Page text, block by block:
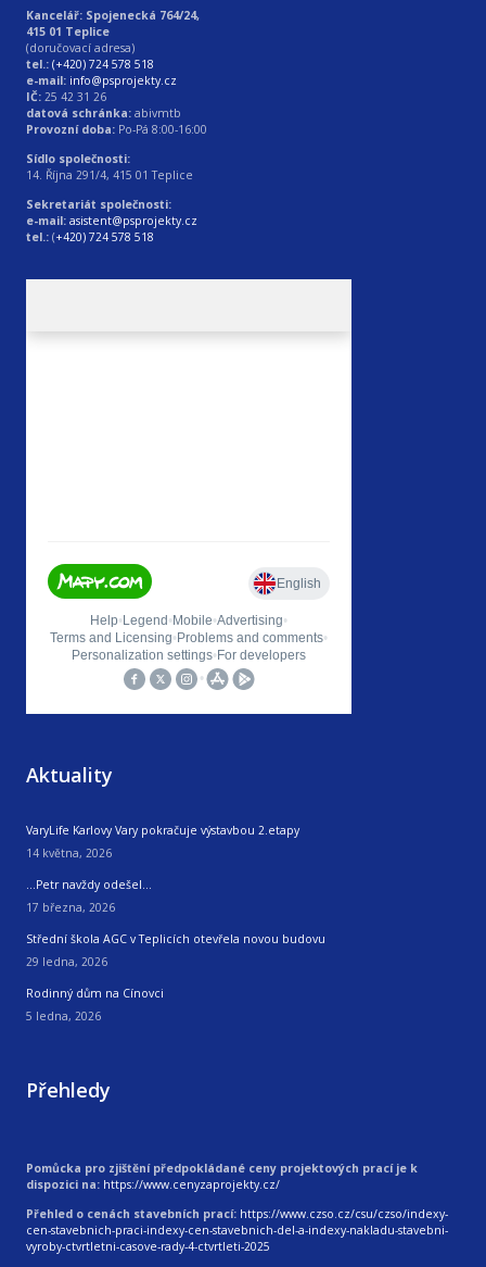
Kancelář: Spojenecká 764/24,
415 01 Teplice
(doručovací adresa)
tel.: (+420) 724 578 518
e-mail: info@psprojekty.cz
IČ: 25 42 31 26
datová schránka: abivmtb
Provozní doba: Po-Pá 8:00-16:00
Sídlo společnosti:
14. Října 291/4, 415 01 Teplice
Sekretariát společnosti:
e-mail: asistent@psprojekty.cz
tel.: (+420) 724 578 518
Aktuality
VaryLife Karlovy Vary pokračuje výstavbou 2.etapy
14 května, 2026
…Petr navždy odešel…
17 března, 2026
Střední škola AGC v Teplicích otevřela novou budovu
29 ledna, 2026
Rodinný dům na Cínovci
5 ledna, 2026
Přehledy
Pomůcka pro zjištění předpokládané ceny projektových prací je k
dispozici na: https://www.cenyzaprojekty.cz/
Přehled o cenách stavebních prací: https://www.czso.cz/csu/czso/indexy-
cen-stavebnich-praci-indexy-cen-stavebnich-del-a-indexy-nakladu-stavebni-
vyroby-ctvrtletni-casove-rady-4-ctvrtleti-2025